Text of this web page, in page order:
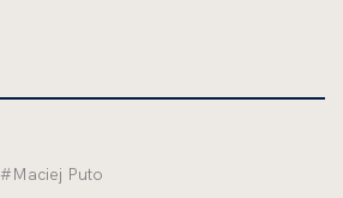
#Maciej Puto